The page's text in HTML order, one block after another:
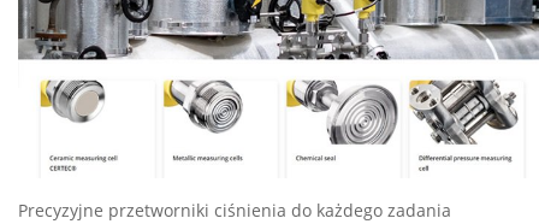
Precyzyjne przetworniki ciśnienia do każdego zadania